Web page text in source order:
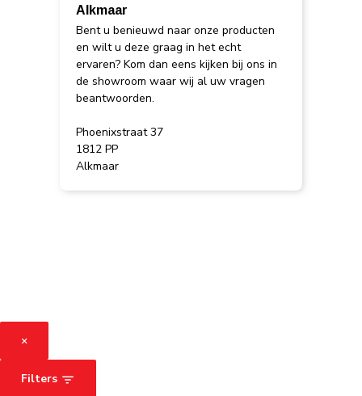
Alkmaar
Bent u benieuwd naar onze producten
en wilt u deze graag in het echt
ervaren? Kom dan eens kijken bij ons in
de showroom waar wij al uw vragen
beantwoorden.
Phoenixstraat 37
1812 PP
Alkmaar
×
Filters